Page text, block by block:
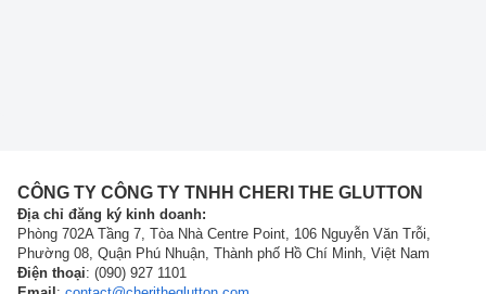
CÔNG TY CÔNG TY TNHH CHERI THE GLUTTON
Địa chỉ đăng ký kinh doanh:
Phòng 702A Tầng 7, Tòa Nhà Centre Point, 106 Nguyễn Văn Trỗi,
Phường 08, Quận Phú Nhuận, Thành phố Hồ Chí Minh, Việt Nam
Điện thoại: (090) 927 1101